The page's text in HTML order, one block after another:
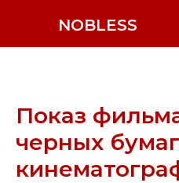
NOBLESS
Показ
черных